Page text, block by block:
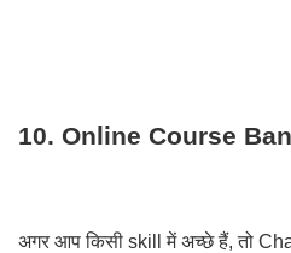
10. Online Course
अगर आप किसी skill में अच्छे हैं, तो